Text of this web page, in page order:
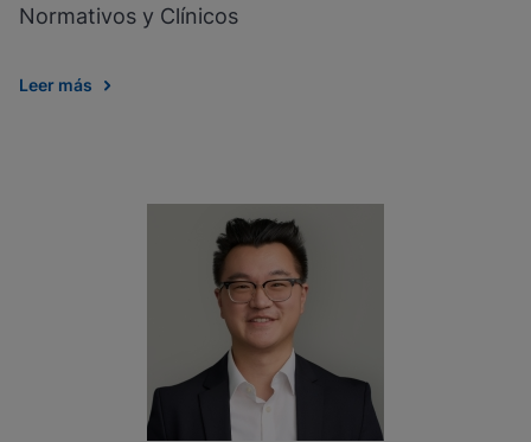
Normativos y Clínicos
Leer más